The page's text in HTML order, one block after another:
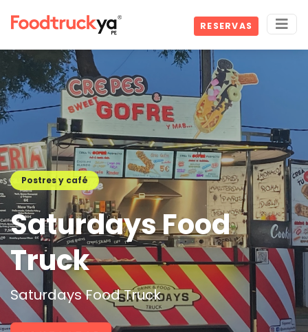
RESERVAS
Postres y café
Saturdays Food
Truck
Saturdays Food Truck